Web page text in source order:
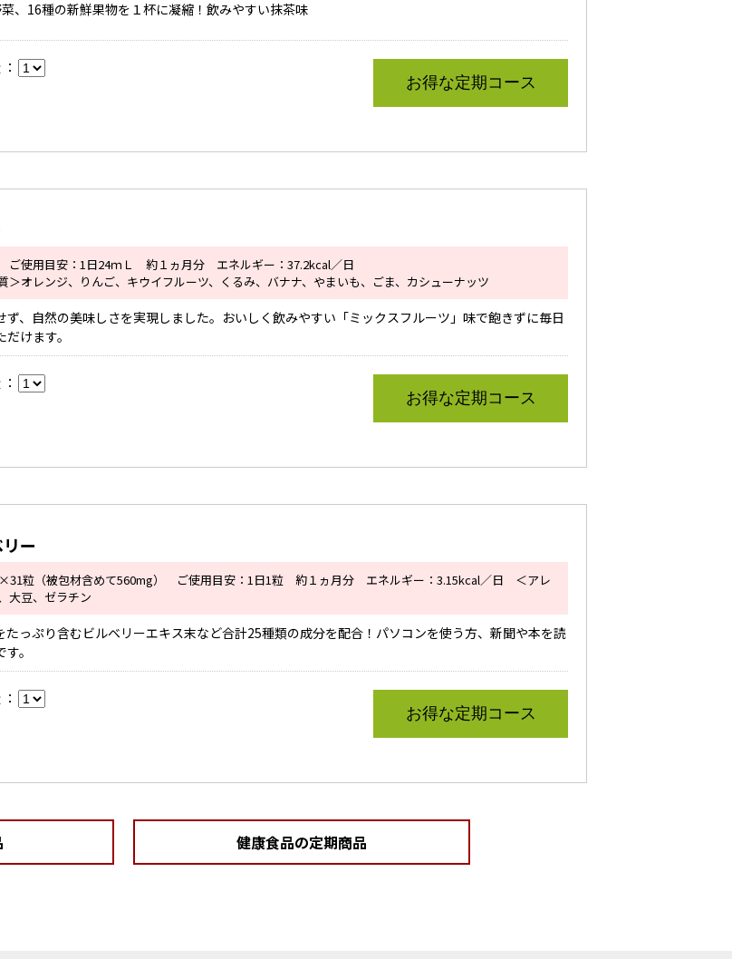
、16種の新鮮果物を１杯に凝縮！飲みやすい抹茶味
お得な定期コース
ご使用目安：1日24ｍＬ 約１ヵ月分 エネルギー：37.2kcal／日
＞オレンジ、りんご、キウイフルーツ、くるみ、バナナ、やまいも、ごま、カシューナッツ
ず、自然の美味しさを実現しました。おいしく飲みやすい「ミックスフルーツ」味で飽きずに毎日
けます。
お得な定期コース
ー
粒（被包材含めて560mg） ご使用目安：1日1粒 約１ヵ月分 エネルギー：3.15kcal／日 ＜アレ
大豆、ゼラチン
たっぷり含むビルベリーエキス末など合計25種類の成分を配合！パソコンを使う方、新聞や本を読
。
お得な定期コース
健康食品の定期商品